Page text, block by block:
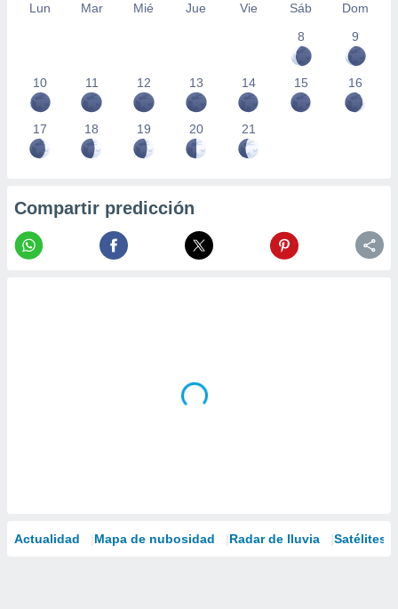
Lun Mar Mié Jue Vie Sáb
Dom
8
9
10 11 12 13 14 15 16
17 18 19 20 21
Compartir predicción
Actualidad Mapa de nubosidad Radar de lluvia Satélites